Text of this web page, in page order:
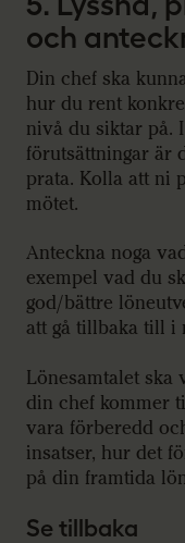
och
Din chef ska
hur du rent
nivå du siktar på.
förutsättningar är
prata. Kolla att ni
mötet.
Anteckna noga
exempel vad du
god/bättre
att gå tillbaka till i
Lönesamtalet ska
din chef kommer
vara förberedd
insatser, hur det
på din framtida
Se tillbaka